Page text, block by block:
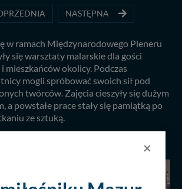
NASTĘPNA
w ramach Międzynarodowego Pleneru
się warsztaty malarskie dla gości
mieszkańców okolicy. Podczas
mogli spróbować swoich sił pod
twórców. Zajęcia cieszyły się dużym
a powstałe prace stały się pamiątką po
ze sztuką.
18.10.2025 r.
×